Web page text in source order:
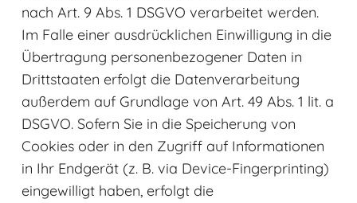
nach Art. 9 Abs. 1 DSGVO verarbeitet werden.
Im Falle einer ausdrücklichen Einwilligung in die
Übertragung personenbezogener Daten in
Drittstaaten erfolgt die Datenverarbeitung
außerdem auf Grundlage von Art. 49 Abs. 1 lit. a
DSGVO. Sofern Sie in die Speicherung von
Cookies oder in den Zugriff auf Informationen
in Ihr Endgerät (z. B. via Device-Fingerprinting)
eingewilligt haben, erfolgt die